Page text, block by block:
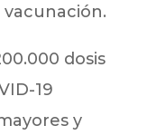
dosis
19
y